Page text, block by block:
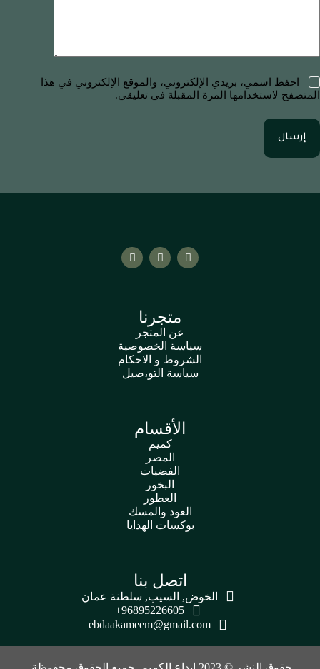
احفظ اسمي، بريدي الإلكتروني، والموقع الإلكتروني في هذا
المتصفح لاستخدامها المرة المقبلة في تعليقي.
إرسال
متجرنا
عن المتجر
سياسة الخصوصية
الشروط و الاحكام
سياسة التو،صيل
الأقسام
كميم
المصر
الفضيات
البخور
العطور
العود والمسك
بوكسات الهدايا
اتصل بنا
الخوض, السيب, سلطنة عمان
96895226605+
ebdaakameem@gmail.com